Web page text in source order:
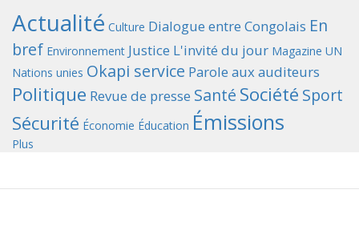
Actualité Culture Dialogue entre Congolais En
bref Environnement Justice L'invité du jour Magazine UN
Nations unies Okapi service Parole aux auditeurs
Politique Revue de presse Santé Société Sport
Sécurité Économie Éducation Émissions
Plus